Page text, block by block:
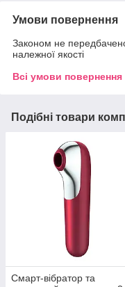
Умови повернення
Законом не
належної якості
Всі умови повернення
Подібні товари
Смарт-вібратор та